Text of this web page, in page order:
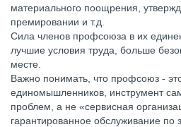
материального поощрения,
премировании и т.д.
Сила членов профсоюза в их
лучшие условия труда, больше
месте.
Важно понимать, что профсоюз -
единомышленников, инструмент
проблем, а не «сервисная
гарантированное обслуживание по